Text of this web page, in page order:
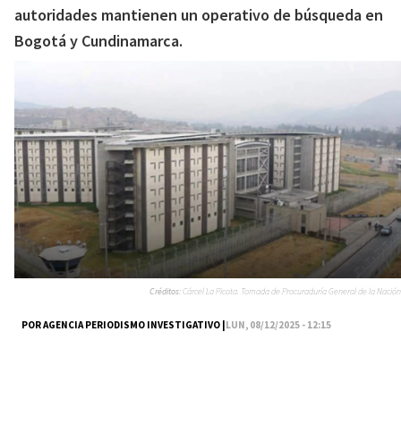
autoridades mantienen un operativo de búsqueda en
Bogotá y Cundinamarca.
POR AGENCIA PERIODISMO INVESTIGATIVO |LUN, 08/12/2025 - 12:15
Créditos:Cárcel La Picota. Tomada de Procuraduría General de la Nación